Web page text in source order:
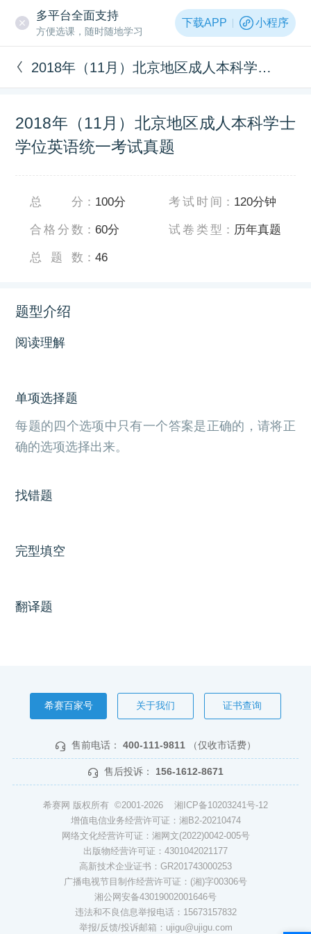
多平台全面支持
方便选课，随时随地学习
下载APP 小程序
2018年（11月）北京地区成人本科学士学位英语统一考试真题
2018年（11月）北京地区成人本科学士
学位英语统一考试真题
总分 ： 100分
合格分数 ：60分
总题数 ：46
考试时间 ： 120分钟
试卷类型 ： 历年真题
题型介绍
阅读理解
单项选择题
每题的四个选项中只有一个答案是正确的，请将正
确的选项选择出来。
找错题
完型填空
翻译题
希赛百家号 关于我们 证书查询
售前电话： 400-111-9811 （仅收市话费）
售后投诉： 156-1612-8671
希赛网 版权所有 ©2001-2026 湘ICP备10203241号-12
增值电信业务经营许可证：湘B2-20210474
网络文化经营许可证：湘网文(2022)0042-005号
出版物经营许可证：4301042021177
高新技术企业证书：GR201743000253
广播电视节目制作经营许可证：(湘)字00306号
湘公网安备43019002001646号
违法和不良信息举报电话：15673157832
举报/反馈/投诉邮箱：ujigu@ujigu.com